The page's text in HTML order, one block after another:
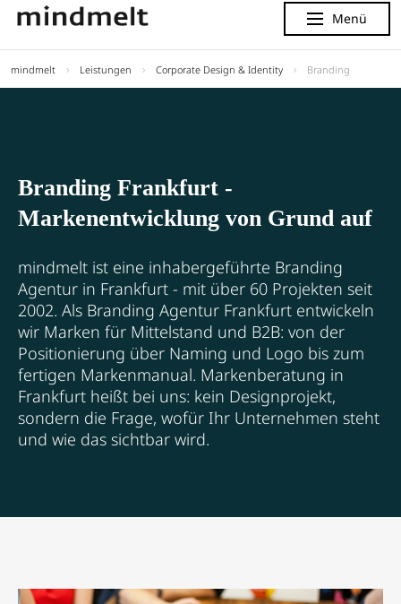
Menu
Menü
mindmelt Leistungen Corporate Design & Identity Branding
Branding Frankfurt -
Markenentwicklung von Grund auf
mindmelt ist eine inhabergeführte Branding
Agentur in Frankfurt - mit über 60 Projekten seit
2002. Als Branding Agentur Frankfurt entwickeln
wir Marken für Mittelstand und B2B: von der
Positionierung über Naming und Logo bis zum
fertigen Markenmanual. Markenberatung in
Frankfurt heißt bei uns: kein Designprojekt,
sondern die Frage, wofür Ihr Unternehmen steht
und wie das sichtbar wird.